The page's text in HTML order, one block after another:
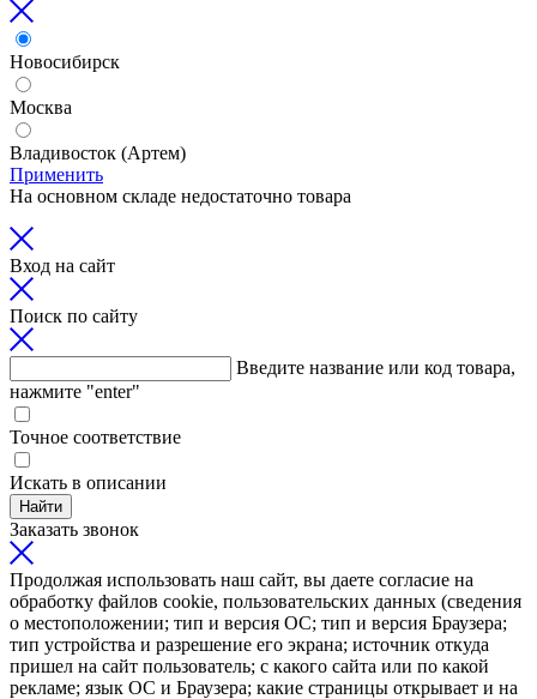
Новосибирск
Москва
Владивосток (Артем)
Применить
На основном складе недостаточно товара
Вход на сайт
Поиск по сайту
Введите название или код товара,
нажмите "enter"
Точное соответствие
Искать в описании
Найти
Заказать звонок
Продолжая использовать наш сайт, вы даете согласие на
обработку файлов cookie, пользовательских данных (сведения
о местоположении; тип и версия ОС; тип и версия Браузера;
тип устройства и разрешение его экрана; источник откуда
пришел на сайт пользователь; с какого сайта или по какой
рекламе; язык ОС и Браузера; какие страницы открывает и на